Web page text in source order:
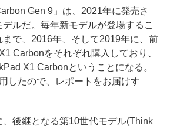
Gen 9」は、2021年に発売さ
ルだ。毎年新モデルが登場するこ
で、2016年、そして2019年に、前
Carbonをそれぞれ購入しており、
X1 Carbonということになる。
したので、レポートをお届けす
後継となる第10世代モデル(Think